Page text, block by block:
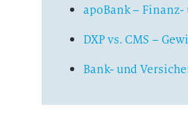
apoBank –
DXP vs. CMS –
Bank- und